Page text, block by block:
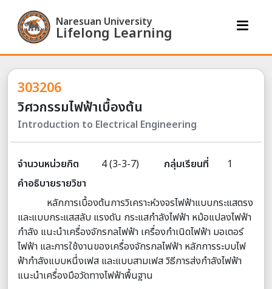
Naresuan University
Lifelong Learning
303206
วิศวกรรมไฟฟ้าเบื้องต้น
Introduction to Electrical Engineering
จำนวนหน่วยกิต 4 (3-3-7) กลุ่มเรียนที่
1
คำอธิบายรายวิชา
หลักการเบื้องต้นการวิเคราะห์วงจรไฟฟ้าแบบกระแสตรง
และแบบกระแสสลับ แรงดัน กระแสกําลังไฟฟ้า หม้อแปลงไฟฟ้า
กําลัง แนะนําเครื่องจักรกลไฟฟ้า เครื่องกําเนิดไฟฟ้า มอเตอร์
ไฟฟ้า และการใช้งานของเครื่องจักรกลไฟฟ้า หลักการระบบไฟ
ฟ้ากําลังแบบหนึ่งเฟส และแบบสามเฟส วิธีการส่งกําลังไฟฟ้า
แนะนําเครื่องมือวัดทางไฟฟ้าพื้นฐาน